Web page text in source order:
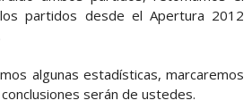
los partidos desde el Apertura 2012
algunas estadísticas, marcaremos
serán de ustedes.